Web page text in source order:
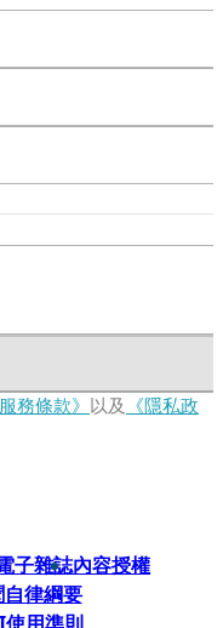
服務條款》 以及 《隱私政
子雜誌內容授權
律綱要